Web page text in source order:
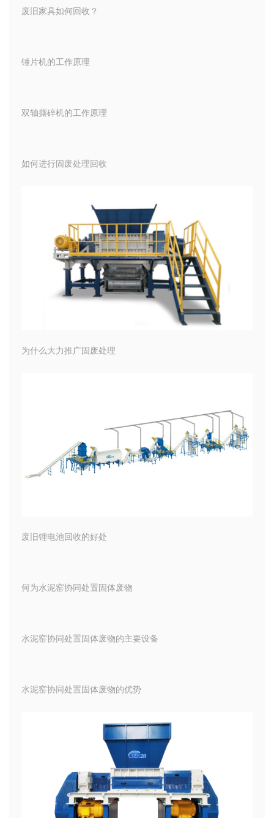
废旧家具如何回收？
锤片机的工作原理
双轴撕碎机的工作原理
如何进行固废处理回收
为什么大力推广固废处理
废旧锂电池回收的好处
何为水泥窑协同处置固体废物
水泥窑协同处置固体废物的主要设备
水泥窑协同处置固体废物的优势